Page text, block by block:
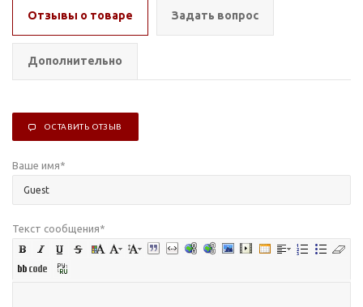
Отзывы о товаре Задать вопрос
Дополнительно
ОСТАВИТЬ ОТЗЫВ
Ваше имя*
Текст сообщения*